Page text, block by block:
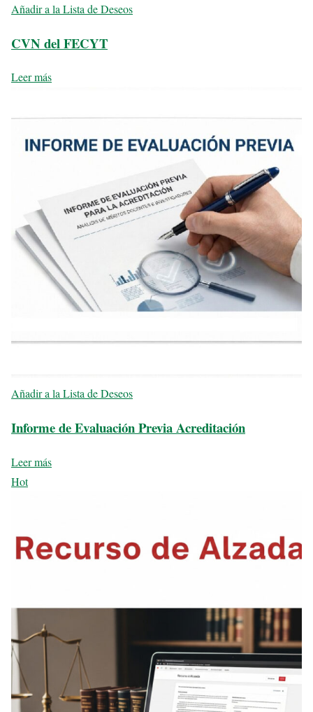
Añadir a la Lista de Deseos
CVN del FECYT
Leer más
Añadir a la Lista de Deseos
Informe de Evaluación Previa Acreditación
Leer más
Hot